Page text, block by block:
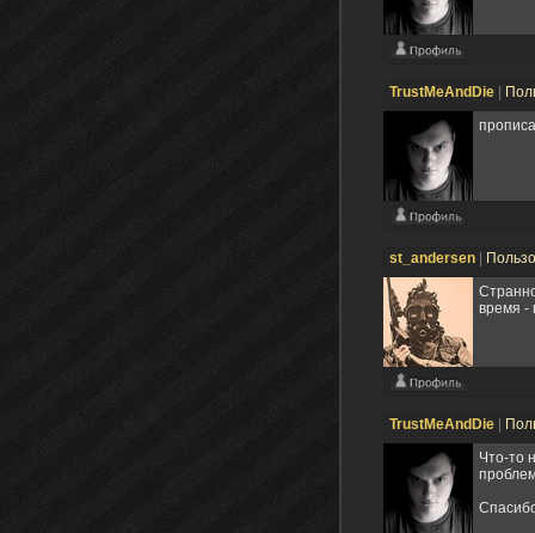
TrustMeAndDie
st_andersen
время -
TrustMeAndDie
Что-то